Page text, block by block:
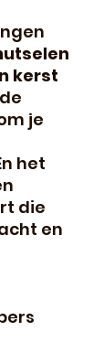
kerst
je
het
die
en